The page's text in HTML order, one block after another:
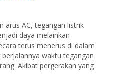
arus AC, tegangan listrik
daya melainkan
terus menerus di dalam
waktu tegangan
Akibat pergerakan yang